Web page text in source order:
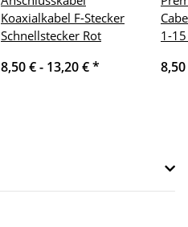
Koaxialkabel F-Stecker
Schnellstecker Rot
8,50 € - 13,20 €*
1-